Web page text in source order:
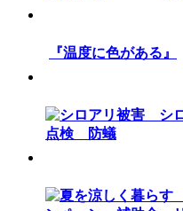
『温度に色がある』